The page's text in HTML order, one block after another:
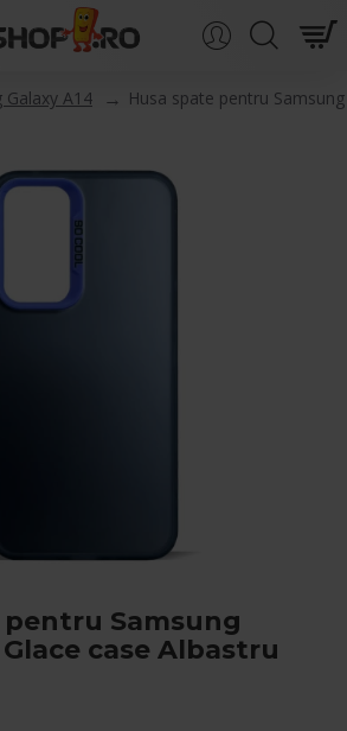
Galaxy A14 Husa spate pentru
pentru Samsung
Glace case Albastru